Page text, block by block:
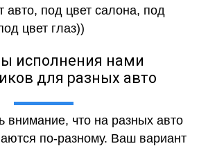
авто, под цвет салона, под
цвет глаз))
исполнения нами
для разных авто
внимание, что на разных авто
по-разному. Ваш вариант